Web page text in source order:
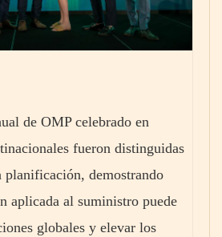
de OMP celebrado en
fueron distinguidas
planificación, demostrando
aplicada al suministro puede
globales y elevar los